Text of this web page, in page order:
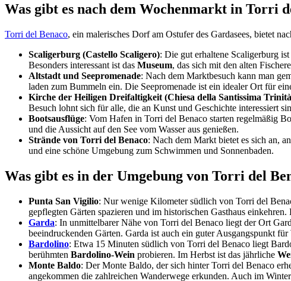
Was gibt es nach dem Wochenmarkt in Torri
Torri del Benaco, ein malerisches Dorf am Ostufer des Gardasees, bietet
Scaligerburg (Castello Scaligero): Die gut erhaltene Scaligerburg
Besonders interessant ist das Museum, das sich mit den alten
Altstadt und Seepromenade: Nach dem Marktbesuch kann man
laden zum Bummeln ein. Die Seepromenade ist ein idealer Ort für
Kirche der Heiligen Dreifaltigkeit (Chiesa della Santissima
Besuch lohnt sich für alle, die an Kunst und Geschichte interessiert
Bootsausflüge: Vom Hafen in Torri del Benaco starten regelmäßig
und die Aussicht auf den See vom Wasser aus genießen.
Strände von Torri del Benaco: Nach dem Markt bietet es sich an,
und eine schöne Umgebung zum Schwimmen und Sonnenbaden.
Was gibt es in der Umgebung von Torri del
Punta San Vigilio: Nur wenige Kilometer südlich von Torri del
gepflegten Gärten spazieren und im historischen Gasthaus
Garda: In unmittelbarer Nähe von Torri del Benaco liegt der Ort
beeindruckenden Gärten. Garda ist auch ein guter Ausgangspunkt
Bardolino: Etwa 15 Minuten südlich von Torri del Benaco liegt
berühmten Bardolino-Wein probieren. Im Herbst ist das jährliche
Monte Baldo: Der Monte Baldo, der sich hinter Torri del Benaco
angekommen die zahlreichen Wanderwege erkunden. Auch im